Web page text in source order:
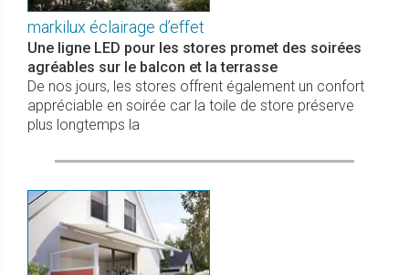
markilux éclairage d’effet
Une ligne LED pour les stores promet des soirées
agréables sur le balcon et la terrasse
De nos jours, les stores offrent également un confort
appréciable en soirée car la toile de store préserve
plus longtemps la